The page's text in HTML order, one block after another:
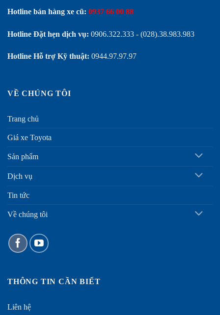
Hotline bán hàng xe cũ: 0937 66 00 88
Hotline Đặt hẹn dịch vụ: 0906.322.333 - (028).38.983.983
Hotline Hỗ trợ Kỹ thuật: 0944.97.97.97
VỀ CHÚNG TÔI
Trang chủ
Giá xe Toyota
Sản phẩm
Dịch vụ
Tin tức
Về chúng tôi
THÔNG TIN CẦN BIẾT
Liên hệ